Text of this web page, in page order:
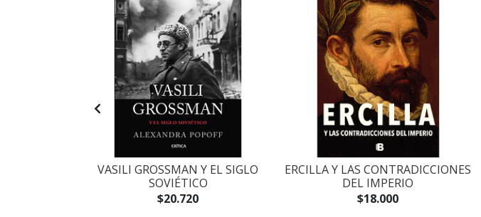
VASILI GROSSMAN Y EL SIGLO
SOVIÉTICO
$20.720
ERCILLA Y LAS CONTRADICCIONES
DEL IMPERIO
$18.000